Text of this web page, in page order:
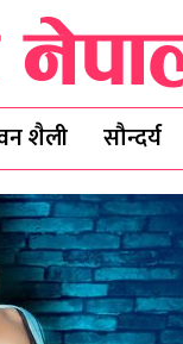
शैली सौन्दर्य